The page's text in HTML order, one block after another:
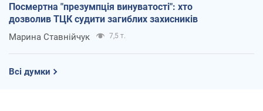
Посмертна "презумпція винуватості": хто
дозволив ТЦК судити загиблих захисників
Марина Ставнійчук 7,5 т.
Всі думки